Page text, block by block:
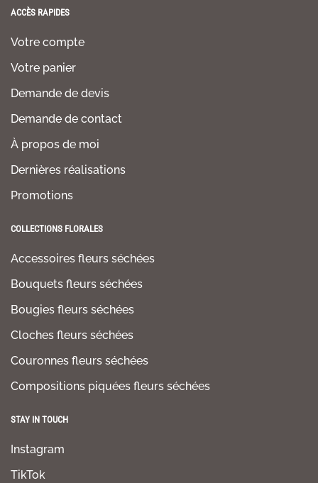
ACCÈS RAPIDES
Votre compte
Votre panier
Demande de devis
Demande de contact
À propos de moi
Dernières réalisations
Promotions
COLLECTIONS FLORALES
Accessoires fleurs séchées
Bouquets fleurs séchées
Bougies fleurs séchées
Cloches fleurs séchées
Couronnes fleurs séchées
Compositions piquées fleurs séchées
STAY IN TOUCH
Instagram
TikTok